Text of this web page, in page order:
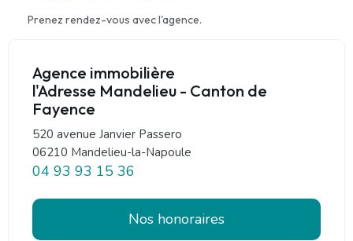
Prenez rendez-vous avec l'agence.
Agence immobilière
l'Adresse Mandelieu - Canton de
Fayence
520 avenue Janvier Passero
06210 Mandelieu-la-Napoule
04 93 93 15 36
Nos honoraires